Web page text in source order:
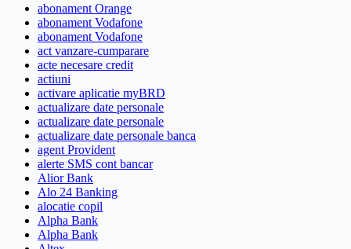
abonament Orange
abonament Vodafone
abonament Vodafone
act vanzare-cumparare
acte necesare credit
actiuni
activare aplicatie myBRD
actualizare date personale
actualizare date personale
actualizare date personale banca
agent Provident
alerte SMS cont bancar
Alior Bank
Alo 24 Banking
alocatie copil
Alpha Bank
Alpha Bank